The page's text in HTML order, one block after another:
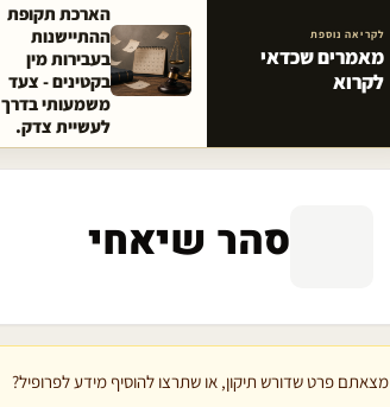
מאמרים קשורים באתר
לקריאה נוספת
מאמרים שכדאי
לקרוא
הארכת תקופת
ההתיישנות
בעבירות מין
בקטינים - צעד
משמעותי בדרך
לעשיית צדק.
סהר שיאחי
מצאתם פרט שדורש תיקון, או שתרצו להוסיף מידע לפרופיל?